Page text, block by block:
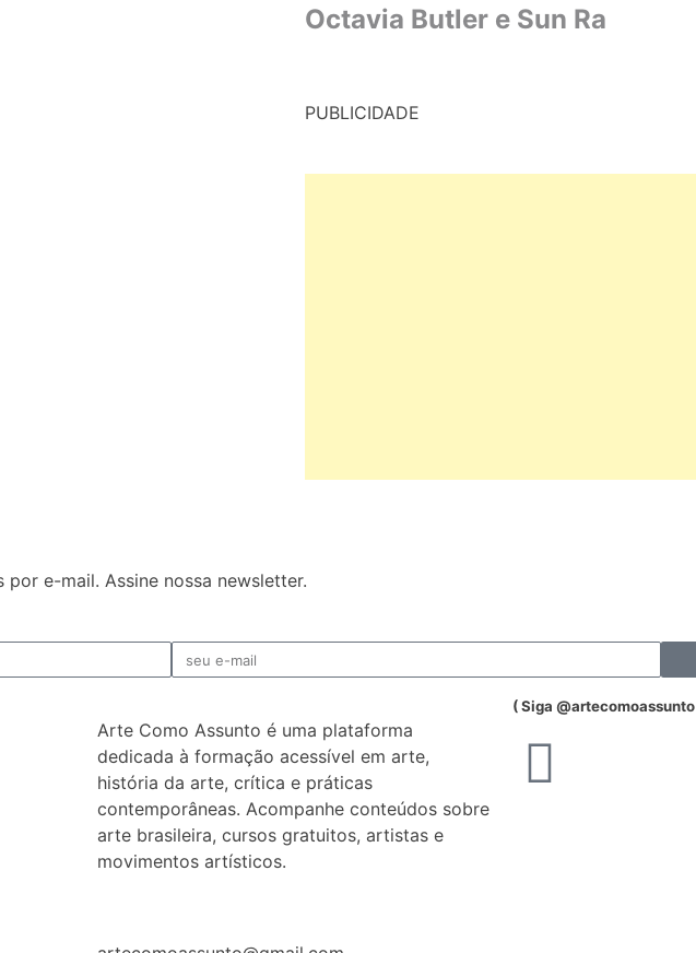
Octavia Butler e Sun Ra
PUBLICIDADE
e-mail. Assine nossa newsletter.
Arte Como Assunto é uma plataforma
dedicada à formação acessível em arte,
história da arte, crítica e práticas
contemporâneas. Acompanhe conteúdos sobre
arte brasileira, cursos gratuitos, artistas e
movimentos artísticos.
( Siga @artecomoassunto